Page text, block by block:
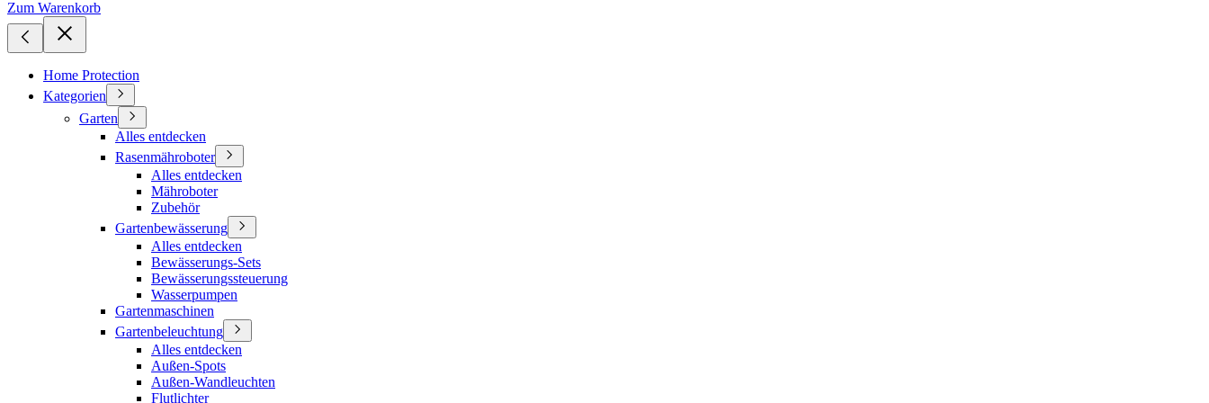
Zum Warenkorb
Home Protection
Kategorien
Garten
Alles entdecken
Rasenmähroboter
Alles entdecken
Mähroboter
Zubehör
Gartenbewässerung
Alles entdecken
Bewässerungs-Sets
Bewässerungssteuerung
Wasserpumpen
Gartenmaschinen
Gartenbeleuchtung
Alles entdecken
Außen-Spots
Außen-Wandleuchten
Flutlichter